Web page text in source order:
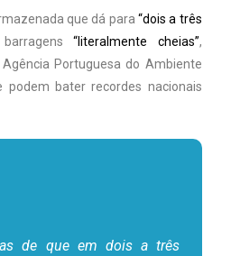
que dá para “dois a três
“literalmente cheias”,
Portuguesa do Ambiente
podem bater recordes nacionais
de que em dois a três